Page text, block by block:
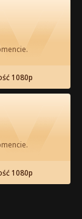
Odcinki
57
1080p
1080p